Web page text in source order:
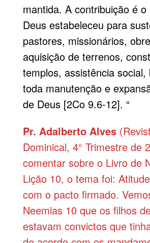
mantida. A contribuição é
Deus estabeleceu para
pastores, missionários,
aquisição de terrenos,
templos, assistência social,
toda manutenção e
de Deus [2Co 9.6-12]. “
Pr. Adalberto Alves
Dominical, 4° Trimestre de
comentar sobre o Livro de
Lição 10, o tema foi:
com o pacto firmado.
Neemias 10 que os filhos
estavam convictos que